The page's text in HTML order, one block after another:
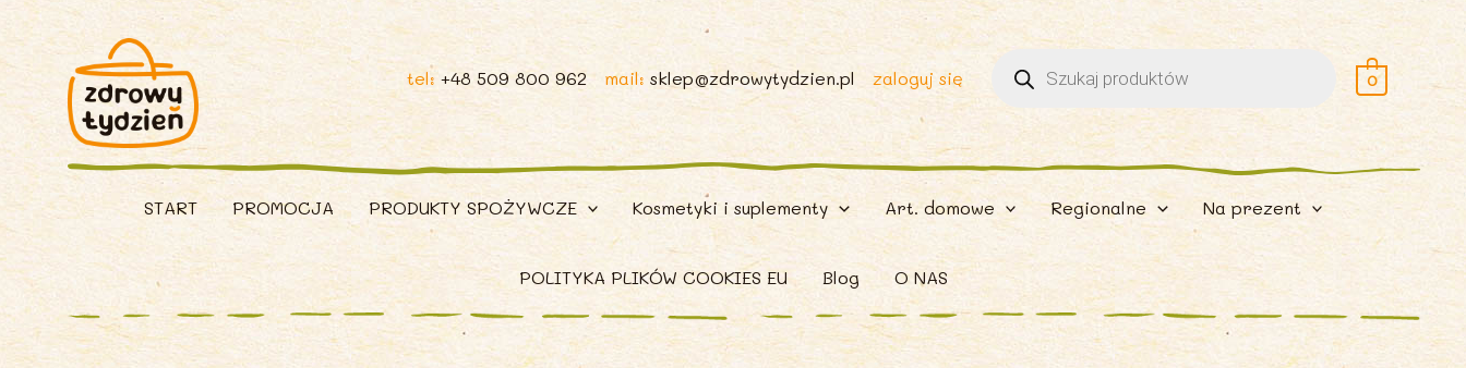
tel: +48 509 800 962 mail: sklep@zdrowytydzien.pl zaloguj się
Wyszukiwarka
produktów 0
START PROMOCJA PRODUKTY SPOŻYWCZE Kosmetyki i suplementy Art. domowe Regionalne Na prezent
POLITYKA PLIKÓW COOKIES EU Blog O NAS